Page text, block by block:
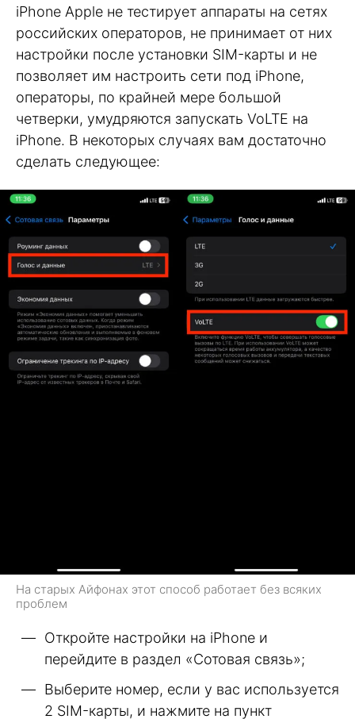
iPhone Apple не тестирует аппараты на сетях
российских операторов, не принимает от них
настройки после установки SIM-карты и не
позволяет им настроить сети под iPhone,
операторы, по крайней мере большой
четверки, умудряются запускать VoLTE на
iPhone. В некоторых случаях вам достаточно
сделать следующее:
На старых Айфонах этот способ работает без всяких
проблем
Откройте настройки на iPhone и
перейдите в раздел «Сотовая связь»;
Выберите номер, если у вас используется
2 SIM-карты, и нажмите на пункт